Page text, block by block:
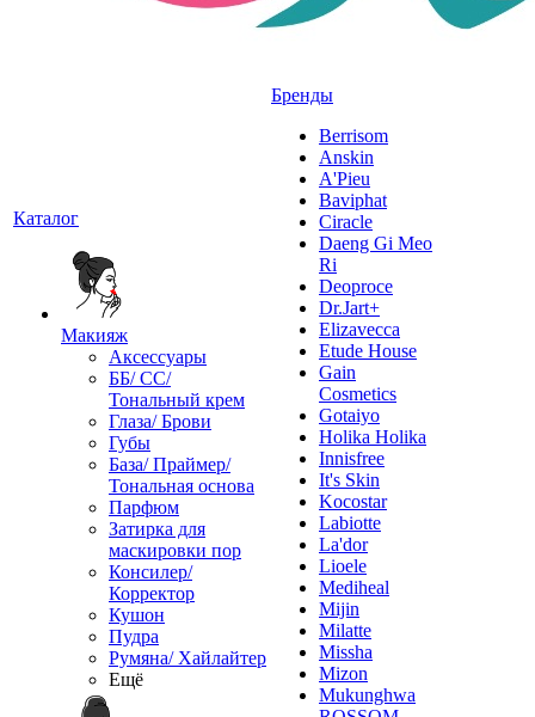
Каталог
Макияж
Аксессуары
ББ/ СС/
Тональный крем
Глаза/ Брови
Губы
База/ Праймер/
Тональная основа
Парфюм
Затирка для
маскировки пор
Консилер/
Корректор
Кушон
Пудра
Румяна/ Хайлайтер
Ещё
Бренды
Berrisom
Anskin
A'Pieu
Baviphat
Ciracle
Daeng Gi Meo
Ri
Deoproce
Dr.Jart+
Elizavecca
Etude House
Gain
Cosmetics
Gotaiyo
Holika Holika
Innisfree
It's Skin
Kocostar
Labiotte
La'dor
Lioele
Mediheal
Mijin
Milatte
Missha
Mizon
Mukunghwa